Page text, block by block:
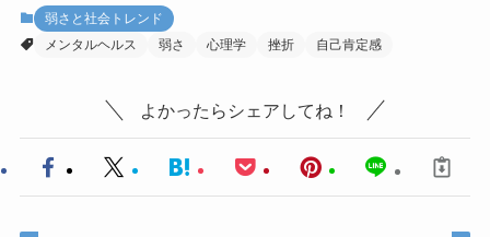
弱さと社会トレンド
メンタルヘルス
弱さ 心理学 挫折 自己肯定感
よかったらシェアしてね！